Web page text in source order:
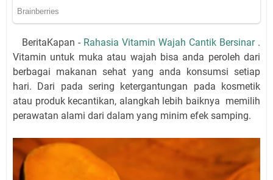
BeritaKapan - Rahasia Vitamin Wajah Cantik Bersinar.
Vitamin untuk muka atau wajah bisa anda peroleh dari
berbagai makanan sehat yang anda konsumsi setiap
hari. Dari pada sering ketergantungan pada kosmetik
atau produk kecantikan, alangkah lebih baiknya memilih
perawatan alami dari dalam yang minim efek samping.